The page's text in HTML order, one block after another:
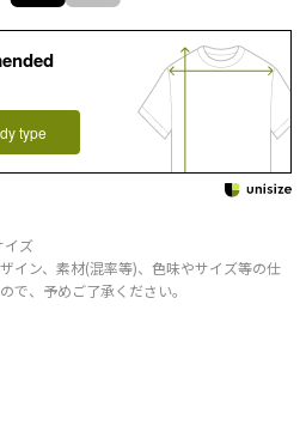
type
イズ
イン、素材(混率等)、色味やサイズ等の仕
で、予めご了承ください。